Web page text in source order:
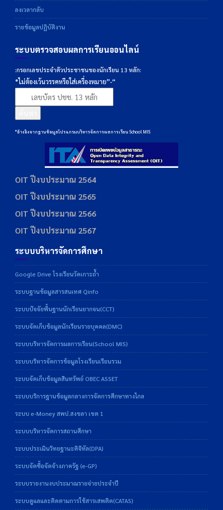
ลงเวลากลับ
รายข้อมูลปฏิบัติงาน
ระบบตรวจสอบผลการเรียนออนไลน์
:กรอกเลขประจำตัวประชาชนของนักเรียน 13 หลัก:
*ไม่ต้องเว้นวรรคหรือใส่เครื่องหมาย”-“
*อ้างอิงจากฐานข้อมูลโปรแกรมบริหารจัดการผลการเรียน School MIS
OIT ปีงบประมาณ 2564
OIT ปีงบประมาณ 2565
OIT ปีงบประมาณ 2566
OIT ปีงบประมาณ 2567
ระบบบริหารจัดการศึกษา
Google Drive โรงเรียนวัดเกาะถ้ำ
ระบบฐานข้อมูลสารสนเทศ Qinfo
ระบบปัจจัยพื้นฐานนักเรียนยากจน(CCT)
ระบบจัดเก็บข้อมูลนักเรียนรายบุคคล(DMC)
ระบบบริหารจัดการผลการเรียน(School MIS)
ระบบบริหารจัดการข้อมูลโรงเรียนเรียนรวม
ระบบจัดเก็บข้อมูลสินทรัพย์ OBEC ASSET
ระบบบริการฐานข้อมูลกลางการจัดการศึกษาทางไกล
ระบบ e-Money สพป.สงขลา เขต 1
ระบบบริหารจัดการสถานศึกษา
ระบบประเมินวิทยฐานะดิจิทัล(DPA)
ระบบจัดซื้อจัดจ้างภาครัฐ (e-GP)
ระบบรายงานงบประมาณรายจ่ายประจำปี
ระบบดูแลและติดตามการใช้สารเสพติด(CATAS)